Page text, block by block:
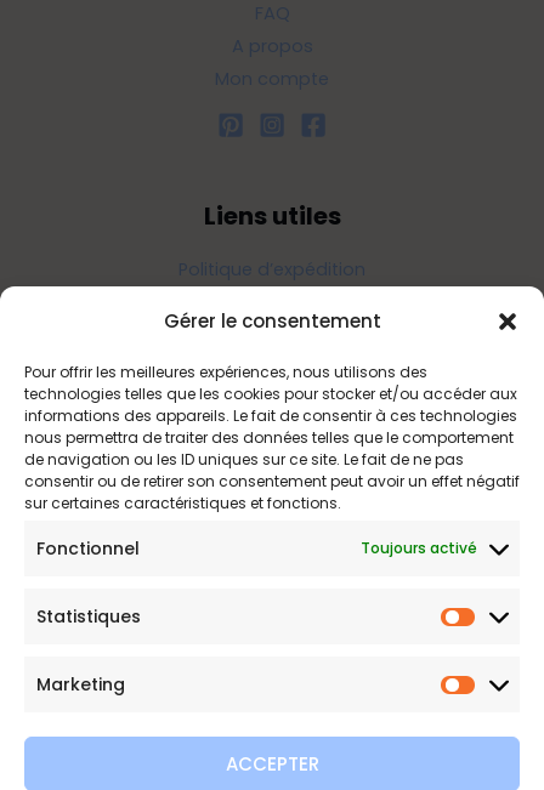
Gérer le consentement
Pour offrir les meilleures expériences, nous utilisons des
technologies telles que les cookies pour stocker et/ou accéder aux
informations des appareils. Le fait de consentir à ces technologies
nous permettra de traiter des données telles que le comportement
de navigation ou les ID uniques sur ce site. Le fait de ne pas
consentir ou de retirer son consentement peut avoir un effet négatif
sur certaines caractéristiques et fonctions.
Fonctionnel Toujours activé
Statistiques
Marketing
ACCEPTER
FAQ
A propos
Mon compte
Liens utiles
Politique d’expédition
Politique de remboursements
Conditions générales de vente et d’utilisation
Bijouterie en ligne
Bijoux Etoile est votre boutique en ligne de référence sur ces
beautés scintillantes. Une question sur nos bijoux ou une